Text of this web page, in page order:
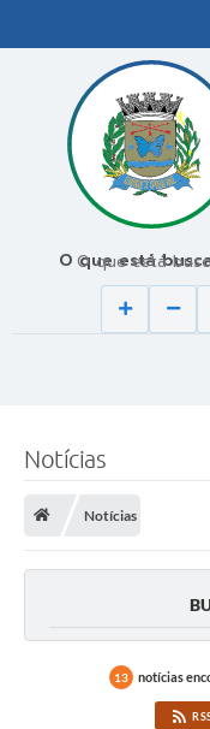
O que está
Notícias
Notícias
13 notícias